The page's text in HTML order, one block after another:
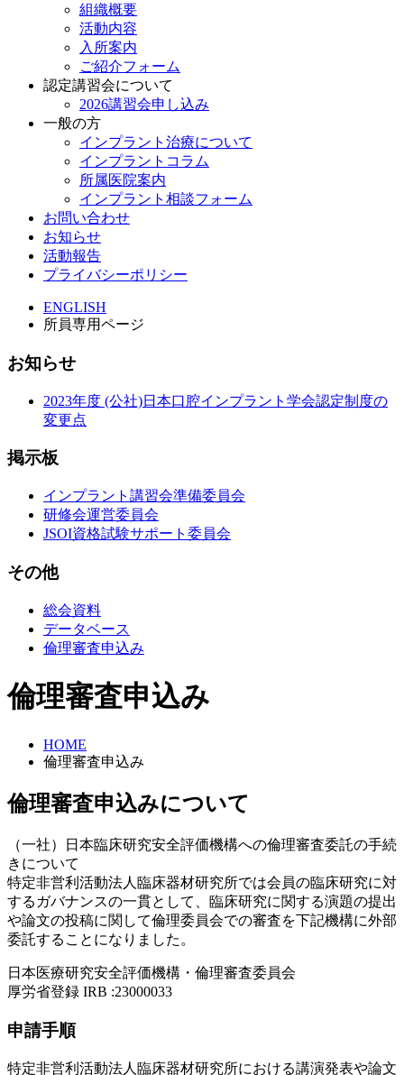
組織概要
活動内容
入所案内
ご紹介フォーム
認定講習会について
2026講習会申し込み
一般の方
インプラント治療について
インプラントコラム
所属医院案内
インプラント相談フォーム
お問い合わせ
お知らせ
活動報告
プライバシーポリシー
ENGLISH
所員専用ページ
お知らせ
2023年度 (公社)日本口腔インプラント学会認定制度の
変更点
掲示板
インプラント講習会準備委員会
研修会運営委員会
JSOI資格試験サポート委員会
その他
総会資料
データベース
倫理審査申込み
倫理審査申込み
HOME
倫理審査申込み
倫理審査申込みについて
（一社）日本臨床研究安全評価機構への倫理審査委託の手続
きについて
特定非営利活動法人臨床器材研究所では会員の臨床研究に対
するガバナンスの一貫として、臨床研究に関する演題の提出
や論文の投稿に関して倫理委員会での審査を下記機構に外部
委託することになりました。
日本医療研究安全評価機構・倫理審査委員会
厚労省登録 IRB :23000033
申請手順
特定非営利活動法人臨床器材研究所における講演発表や論文